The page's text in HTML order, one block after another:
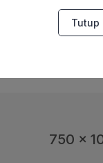
750 x
Tutup